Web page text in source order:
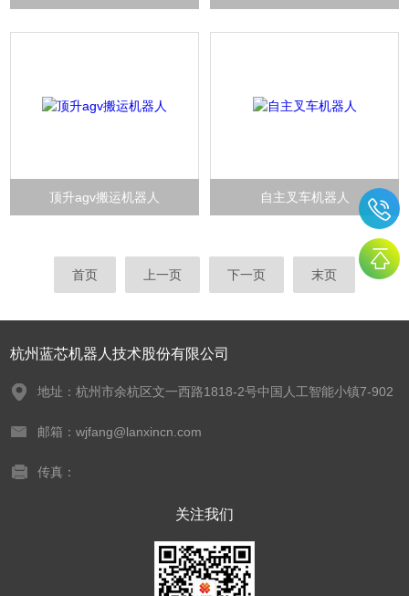
顶升agv搬运机器人 自主叉车机器人
首页 上一页 下一页 末页
杭州蓝芯机器人技术股份有限公司
地址：杭州市余杭区文一西路1818-2号中国人工智能小镇7-902
邮箱：wjfang@lanxincn.com
传真：
关注我们